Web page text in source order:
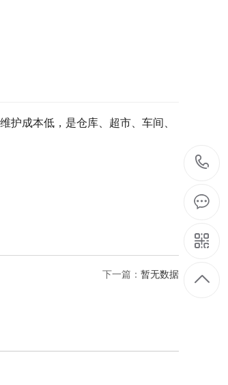
成本低，是仓库、超市、车间、
下一篇： 暂无数据